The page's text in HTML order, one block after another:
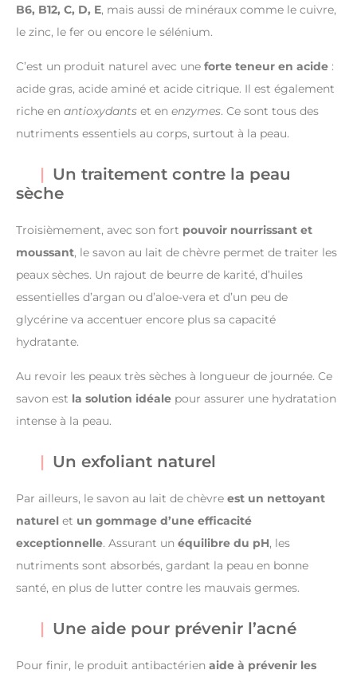
B6, B12, C, D, E, mais aussi de minéraux comme le cuivre,
le zinc, le fer ou encore le sélénium.
C’est un produit naturel avec une forte teneur en acide :
acide gras, acide aminé et acide citrique. Il est également
riche en antioxydants et en enzymes. Ce sont tous des
nutriments essentiels au corps, surtout à la peau.
Un traitement contre la peau
sèche
Troisièmement, avec son fort pouvoir nourrissant et
moussant, le savon au lait de chèvre permet de traiter les
peaux sèches. Un rajout de beurre de karité, d’huiles
essentielles d’argan ou d’aloe-vera et d’un peu de
glycérine va accentuer encore plus sa capacité
hydratante.
Au revoir les peaux très sèches à longueur de journée. Ce
savon est la solution idéale pour assurer une hydratation
intense à la peau.
Un exfoliant naturel
Par ailleurs, le savon au lait de chèvre est un nettoyant
naturel et un gommage d’une efficacité
exceptionnelle. Assurant un équilibre du pH, les
nutriments sont absorbés, gardant la peau en bonne
santé, en plus de lutter contre les mauvais germes.
Une aide pour prévenir l’acné
Pour finir, le produit antibactérien aide à prévenir les